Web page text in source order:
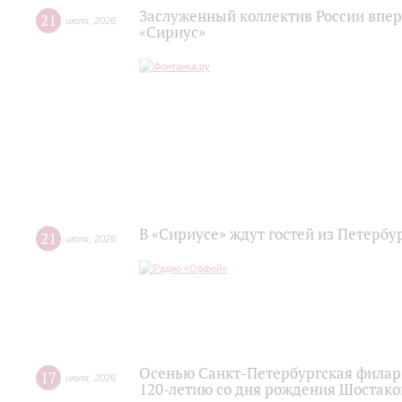
21 июля 2026
Заслуженный коллектив России
«Сириус»
21 июля 2026 В «Сириусе» ждут гостей из
17 июля 2026
Осенью Санкт-Петербургская
120‑летию со дня рождения